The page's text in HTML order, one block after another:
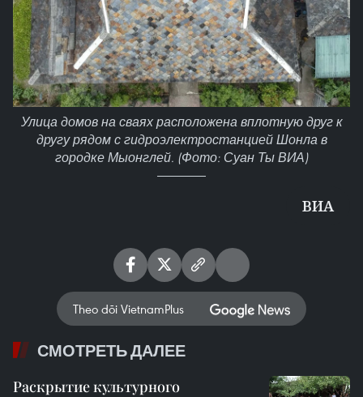
Улица домов на сваях расположена вплотную друг к
другу рядом с гидроэлектростанцией Шонла в
городке Мыонглей. (Фото: Суан Ты ВИА)
ВИА
Theo dõi VietnamPlus
СМОТРЕТЬ ДАЛЕЕ
Раскрытие культурного